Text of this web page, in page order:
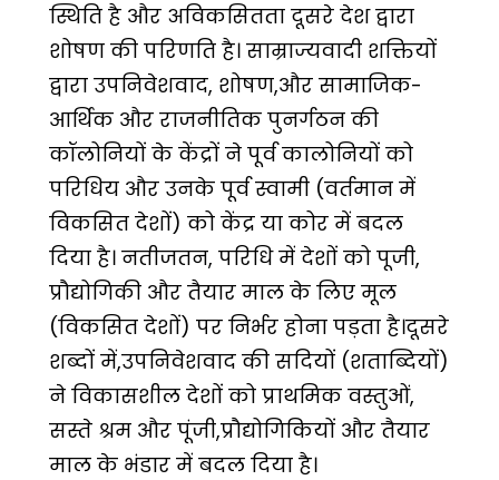
स्थिति है और अविकसितता दूसरे देश द्वारा
शोषण की परिणति है। साम्राज्यवादी शक्तियों
द्वारा उपनिवेशवाद, शोषण,और सामाजिक-
आर्थिक और राजनीतिक पुनर्गठन की
कॉलोनियों के केंद्रों ने पूर्व कालोनियों को
परिधिय और उनके पूर्व स्वामी (वर्तमान में
विकसित देशों) को केंद्र या कोर में बदल
दिया है। नतीजतन, परिधि में देशों को पूजी,
प्रौद्योगिकी और तैयार माल के लिए मूल
(विकसित देशों) पर निर्भर होना पड़ता है।दूसरे
शब्दों में,उपनिवेशवाद की सदियों (शताब्दियों)
ने विकासशील देशों को प्राथमिक वस्तुओं,
सस्ते श्रम और पूंजी,प्रौद्योगिकियों और तैयार
माल के भंडार में बदल दिया है।